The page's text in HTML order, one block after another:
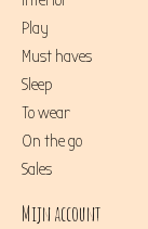
Play
Must haves
Sleep
To wear
On the go
Sales
Mijn account